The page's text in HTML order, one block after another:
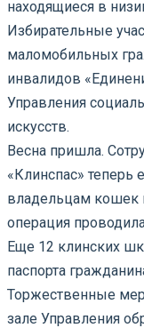
находящиеся в
Избирательные
маломобильных
инвалидов
Управления
искусств.
Весна пришла.
«Клинспас»
владельцам кошек
операция
Еще 12 клинских
паспорта
Торжественные
зале Управления